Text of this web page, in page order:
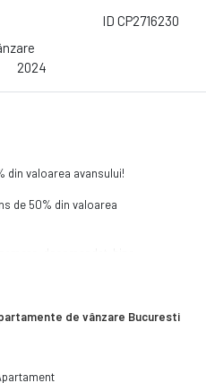
ID CP2716230
2024
de vânzare Bucuresti
din valoarea avansului!
de 50% din valoarea
balcon de 5 mp, bucatarie
cu baie complet dotata, cu